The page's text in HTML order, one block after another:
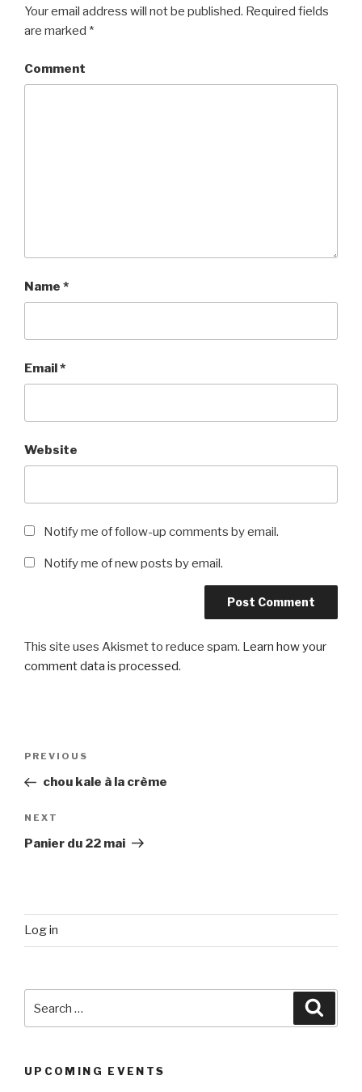
Your email address will not be published. Required fields
are marked *
Comment
Name *
Email*
Website
Notify me of follow-up comments by email.
Notify me of new posts by email.
This site uses Akismet to reduce spam. Learn how your
comment data is processed.
Previous
Post
PREVIOUS
chou kale à la crème
Next
Post
NEXT
Panier du 22 mai
Log in
for:
UPCOMING EVENTS